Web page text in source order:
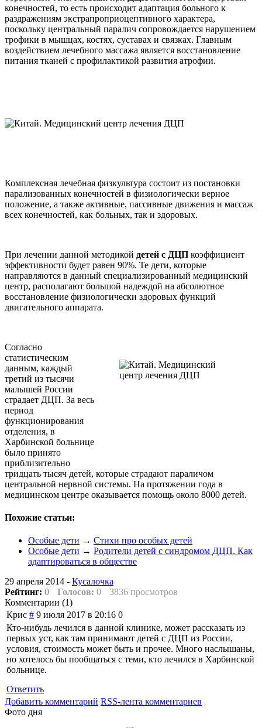
конечностей, то есть происходит адаптация больного к
раздражениям экстрапроприоцептивного характера,
поскольку центральный паралич сопровождается нарушением
трофики в мышцах, костях, суставах и связках. Главным
воздействием лечебного массажа является восстановление
питания тканей с профилактикой развития атрофии.
Комплексная лечебная физкультура состоит из постановки
парализованных конечностей в физиологически верное
положение, а также активные, пассивные движения и массаж
всех конечностей, как больных, так и здоровых.
При лечении данной методикой детей с ДЦП коэффициент
эффективности будет равен 90%. Те дети, которые
направляются в данный специализированный медицинский
центр, располагают большой надеждой на абсолютное
восстановление физиологически здоровых функций
двигательного аппарата.
Согласно
статистическим
данным, каждый
третий из тысячи
малышей России
страдает ДЦП. За весь
период
функционирования
отделения, в
Харбинской больнице
было принято
приблизительно
тридцать тысяч детей, которые страдают параличом
центральной нервной системы. На протяжении года в
медицинском центре оказывается помощь около 8000 детей.
Похожие статьи:
Особые дети → Стихи про особых детей
Особые дети → Родители детей с синдромом ДЦП. Как
адаптироваться в обществе
29 апреля 2014 - Кусалочка
Рейтинг: 0 Голосов: 0
3836 просмотров
Комментарии (1)
Крис # 9 июля 2017 в 20:16 0
Кто-нибудь лечился в данной клинике, может рассказать из
первых уст, как там принимают детей с ДЦП из России,
условия, стоимость может быть и прочее. Много наслышаны,
но хотелось бы пообщаться с теми, кто лечился в Харбинской
больнице.
Ответить
Добавить комментарий RSS-лента комментариев
Фото дня